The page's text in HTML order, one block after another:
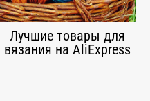
Лучшие товары для
вязания на AliExpress